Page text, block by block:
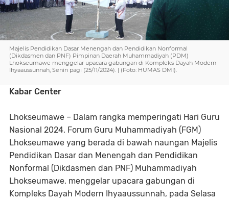
Majelis Pendidikan Dasar Menengah dan Pendidikan Nonformal
(Dikdasmen dan PNF) Pimpinan Daerah Muhammadiyah (PDM)
Lhokseumawe menggelar upacara gabungan di Kompleks Dayah Modern
Ihyaaussunnah, Senin pagi (25/11/2024). | (Foto: HUMAS DMI).
Kabar Center
Lhokseumawe – Dalam rangka memperingati Hari Guru
Nasional 2024, Forum Guru Muhammadiyah (FGM)
Lhokseumawe yang berada di bawah naungan Majelis
Pendidikan Dasar dan Menengah dan Pendidikan
Nonformal (Dikdasmen dan PNF) Muhammadiyah
Lhokseumawe, menggelar upacara gabungan di
Kompleks Dayah Modern Ihyaaussunnah, pada Selasa